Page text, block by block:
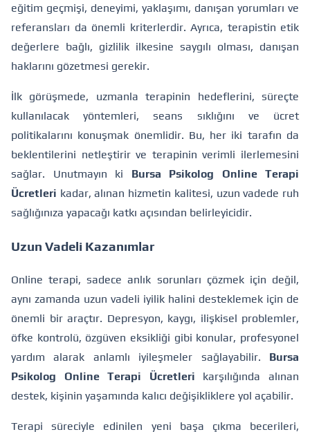
eğitim geçmişi, deneyimi, yaklaşımı, danışan yorumları ve
referansları da önemli kriterlerdir. Ayrıca, terapistin etik
değerlere bağlı, gizlilik ilkesine saygılı olması, danışan
haklarını gözetmesi gerekir.
İlk görüşmede, uzmanla terapinin hedeflerini, süreçte
kullanılacak yöntemleri, seans sıklığını ve ücret
politikalarını konuşmak önemlidir. Bu, her iki tarafın da
beklentilerini netleştirir ve terapinin verimli ilerlemesini
sağlar. Unutmayın ki Bursa Psikolog Online Terapi
Ücretleri kadar, alınan hizmetin kalitesi, uzun vadede ruh
sağlığınıza yapacağı katkı açısından belirleyicidir.
Uzun Vadeli Kazanımlar
Online terapi, sadece anlık sorunları çözmek için değil,
aynı zamanda uzun vadeli iyilik halini desteklemek için de
önemli bir araçtır. Depresyon, kaygı, ilişkisel problemler,
öfke kontrolü, özgüven eksikliği gibi konular, profesyonel
yardım alarak anlamlı iyileşmeler sağlayabilir. Bursa
Psikolog Online Terapi Ücretleri karşılığında alınan
destek, kişinin yaşamında kalıcı değişikliklere yol açabilir.
Terapi süreciyle edinilen yeni başa çıkma becerileri,